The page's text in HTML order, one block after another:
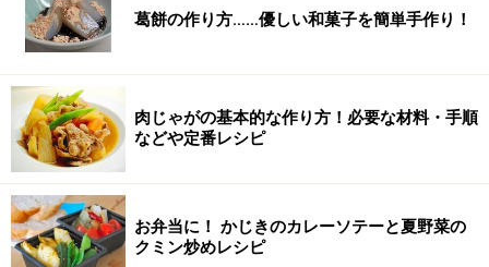
葛餅の作り方……優しい和菓子を簡単手作り！
肉じゃがの基本的な作り方！必要な材料・手順
などや定番レシピ
お弁当に！ かじきのカレーソテーと夏野菜の
クミン炒めレシピ